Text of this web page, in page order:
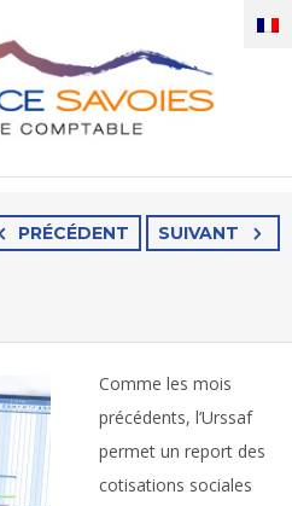
PRÉCÉDENT SUIVANT
Comme les mois
précédents, l’Urssaf
permet un report des
cotisations sociales